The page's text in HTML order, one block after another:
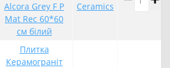
Alcora Grey F P
Mat Rec 60*60
см білий
Ceramics
Плитка
Керамограніт